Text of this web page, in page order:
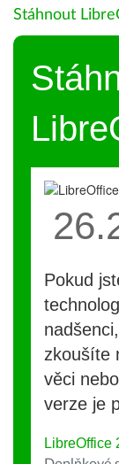
Stáhnout
Pokud
zkoušíte
věci
verze je
LibreOffice